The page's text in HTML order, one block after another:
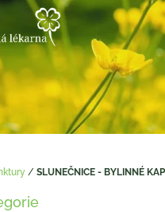
/ SLUNEČNICE - BYLINNÉ